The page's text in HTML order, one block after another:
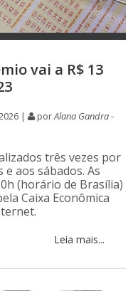
vai a R$ 13
| porAlana Gandra -
três vezes por
aos sábados. As
(horário de Brasília)
Caixa Econômica
Leia mais...